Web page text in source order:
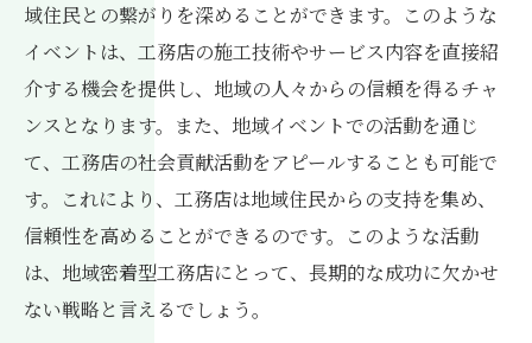
域住民との繋がりを深めることができます。このような
イベントは、工務店の施工技術やサービス内容を直接紹
介する機会を提供し、地域の人々からの信頼を得るチャ
ンスとなります。また、地域イベントでの活動を通じ
て、工務店の社会貢献活動をアピールすることも可能で
す。これにより、工務店は地域住民からの支持を集め、
信頼性を高めることができるのです。このような活動
は、地域密着型工務店にとって、長期的な成功に欠かせ
ない戦略と言えるでしょう。